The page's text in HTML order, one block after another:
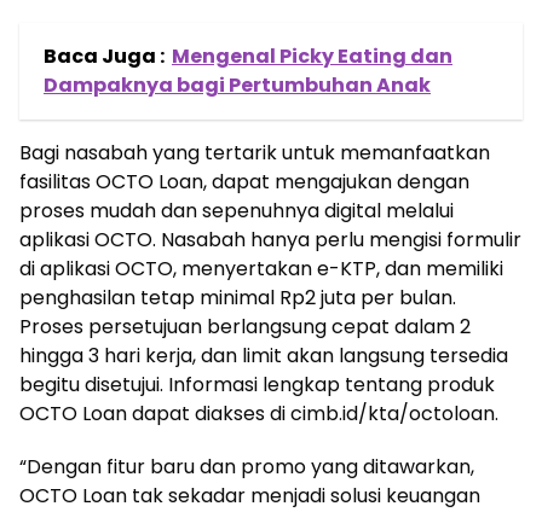
Baca Juga : Mengenal Picky Eating dan
Dampaknya bagi Pertumbuhan Anak
Bagi nasabah yang tertarik untuk memanfaatkan
fasilitas OCTO Loan, dapat mengajukan dengan
proses mudah dan sepenuhnya digital melalui
aplikasi OCTO. Nasabah hanya perlu mengisi formulir
di aplikasi OCTO, menyertakan e-KTP, dan memiliki
penghasilan tetap minimal Rp2 juta per bulan.
Proses persetujuan berlangsung cepat dalam 2
hingga 3 hari kerja, dan limit akan langsung tersedia
begitu disetujui. Informasi lengkap tentang produk
OCTO Loan dapat diakses di cimb.id/kta/octoloan.
“Dengan fitur baru dan promo yang ditawarkan,
OCTO Loan tak sekadar menjadi solusi keuangan